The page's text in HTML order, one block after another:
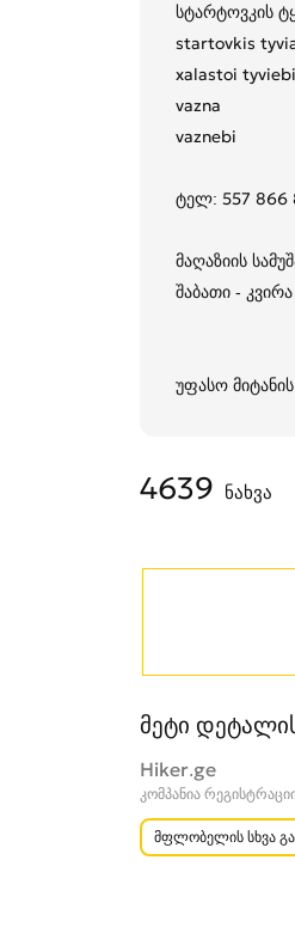
სტარტოვკის
startovkis
xalastoi tyviebi
vazna
vaznebi
ტელ: 557 866
მაღაზიის
შაბათი -
უფასო
4639 ნახვა
მეტი
Hiker.ge
კომპანია
მფლობელის სხვა